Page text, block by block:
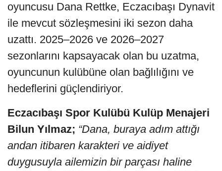
oyuncusu Dana Rettke, Eczacıbaşı Dynavit
ile mevcut sözleşmesini iki sezon daha
uzattı. 2025–2026 ve 2026–2027
sezonlarını kapsayacak olan bu uzatma,
oyuncunun kulübüne olan bağlılığını ve
hedeflerini güçlendiriyor.
Eczacıbaşı Spor Kulübü Kulüp Menajeri
Bilun Yılmaz; “Dana, buraya adım attığı
andan itibaren karakteri ve aidiyet
duygusuyla ailemizin bir parçası haline